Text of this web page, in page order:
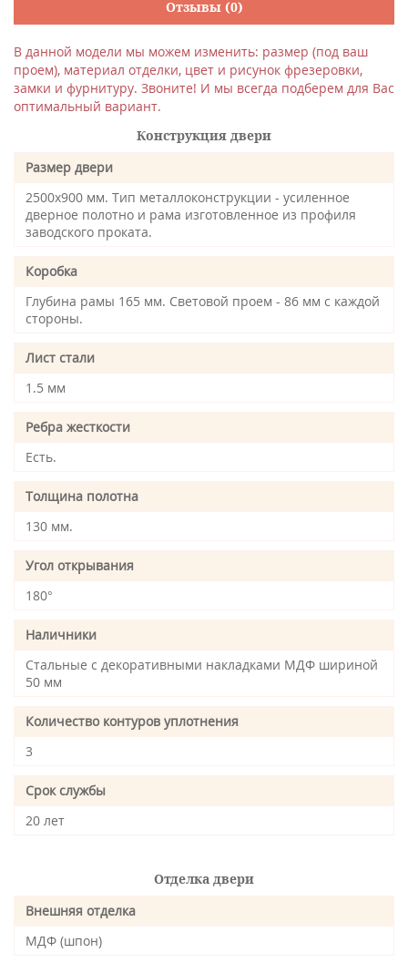
Отзывы (0)
В данной модели мы можем изменить: размер (под ваш
проем), материал отделки, цвет и рисунок фрезеровки,
замки и фурнитуру. Звоните! И мы всегда подберем для Вас
оптимальный вариант.
Конструкция двери
Размер двери
2500х900 мм. Тип металлоконструкции - усиленное
дверное полотно и рама изготовленное из профиля
заводского проката.
Коробка
Глубина рамы 165 мм. Световой проем - 86 мм с каждой
стороны.
Лист стали
1.5 мм
Ребра жесткости
Есть.
Толщина полотна
130 мм.
Угол открывания
180°
Наличники
Стальные с декоративными накладками МДФ шириной
50 мм
Количество контуров уплотнения
3
Срок службы
20 лет
Отделка двери
Внешняя отделка
МДФ (шпон)